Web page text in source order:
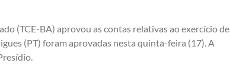
(TCE-BA) aprovou as contas relativas ao exercício de
(PT) foram aprovadas nesta quinta-feira (17). A